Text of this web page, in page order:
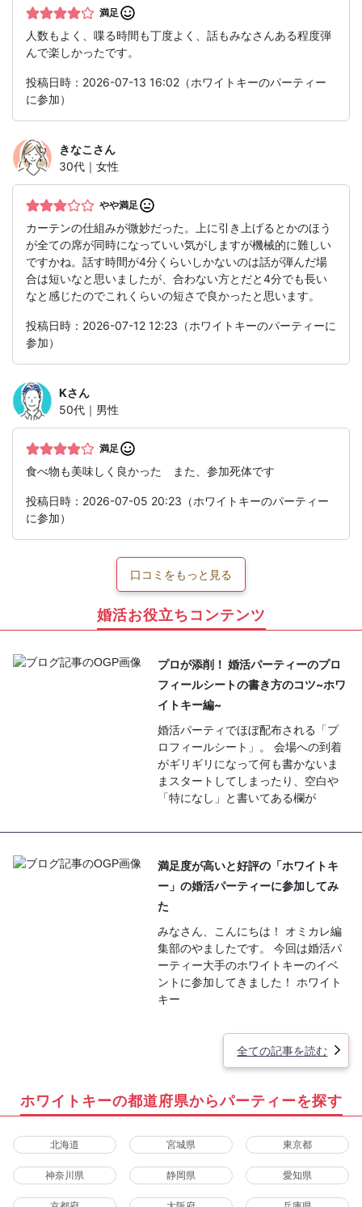
満足
人数もよく、喋る時間も丁度よく、話もみなさんある程度弾
んで楽しかったです。
投稿日時：2026-07-13 16:02（ホワイトキーのパーティー
に参加）
きなこ さん
30代｜女性
やや満足
カーテンの仕組みが微妙だった。上に引き上げるとかのほう
が全ての席が同時になっていい気がしますが機械的に難しい
ですかね。話す時間が4分くらいしかないのは話が弾んだ場
合は短いなと思いましたが、合わない方とだと4分でも長い
なと感じたのでこれくらいの短さで良かったと思います。
投稿日時：2026-07-12 12:23（ホワイトキーのパーティーに
参加）
Kさん
50代｜男性
満足
食べ物も美味しく良かった また、参加死体です
投稿日時：2026-07-05 20:23（ホワイトキーのパーティー
に参加）
口コミをもっと見る
婚活お役立ちコンテンツ
プロが添削！ 婚活パーティーのプロ
フィールシートの書き方のコツ~ホワ
イトキー編~
婚活パーティでほぼ配布される「プ
ロフィールシート」。 会場への到着
がギリギリになって何も書かないま
まスタートしてしまったり、空白や
「特になし」と書いてある欄が
満足度が高いと好評の「ホワイトキ
ー」の婚活パーティーに参加してみ
た
みなさん、こんにちは！ オミカレ編
集部のやましたです。 今回は婚活パ
ーティー大手のホワイトキーのイベ
ントに参加してきました！ ホワイト
キー
全ての記事を読む
ホワイトキーの都道府県からパーティーを探す
北海道 宮城県 東京都
神奈川県 静岡県 愛知県